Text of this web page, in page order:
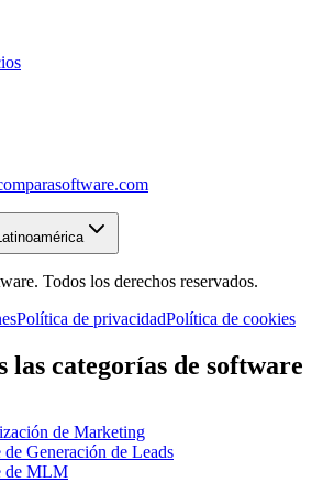
Latinoamérica
Todos los derechos reservados.
Política de privacidadPolítica de cookies
las categorías de software
de Marketing
de Generación de Leads
de MLM